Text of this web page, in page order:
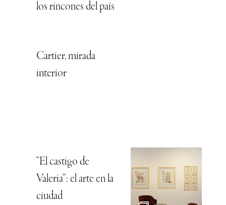
los rincones del país
Cartier, mirada
interior
“El castigo de
Valeria”: el arte en la
ciudad